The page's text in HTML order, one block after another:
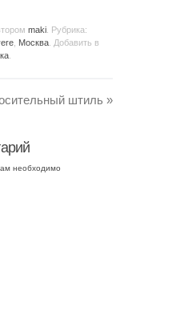
maki . Рубрика:
Москва . Добавить в
штиль »
необходимо